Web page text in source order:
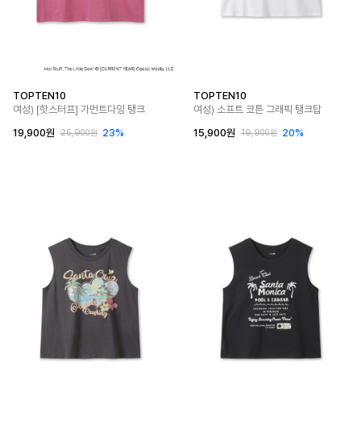
TOPTEN10
여성) [핫스터프] 가먼트다잉 탱크
19,900원
25,900원 23%
TOPTEN10
여성) 소프트 코튼 그래픽 탱크탑
15,900원
19,900원 20%